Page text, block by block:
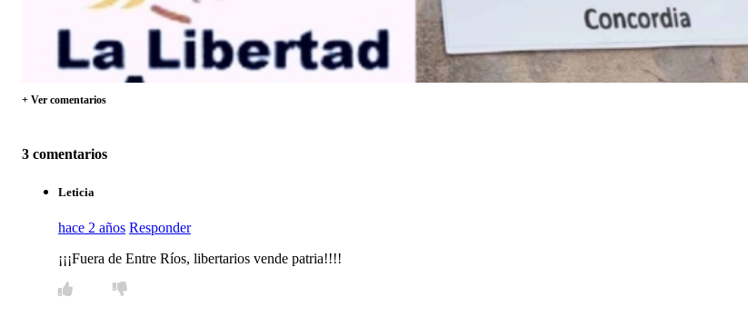
+ Ver comentarios
3 comentarios
Leticia
hace 2 años Responder
¡¡¡Fuera de Entre Ríos, libertarios vende patria!!!!